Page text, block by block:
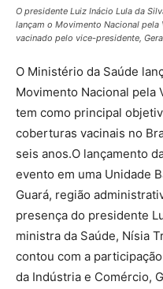
O presidente Luiz Inácio Lula da
lançam o Movimento Nacional
vacinado pelo vice-presidente,
O Ministério da Saúde
Movimento Nacional pela
tem como principal
coberturas vacinais no
seis anos.O lançamento
evento em uma Unidade
Guará, região
presença do presidente
ministra da Saúde, Nísia
contou com a
da Indústria e Comércio,